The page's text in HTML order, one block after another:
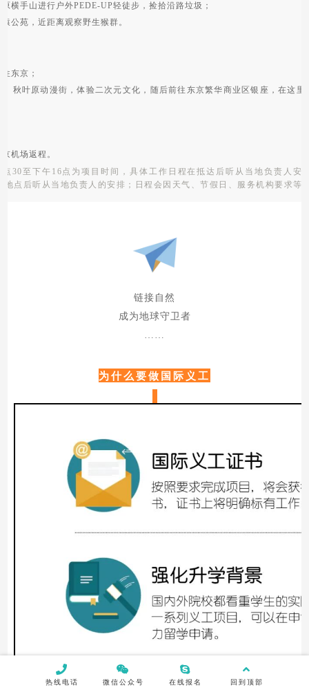
横手山进行户外PEDE-UP轻徒步，捡拾沿路垃圾；
公苑，近距离观察野生猴群。
东京；
、秋叶原动漫街，体验二次元文化，随后前往东京繁华商业区银座，在这里
机场返程。
点30至下午16点为项目时间，具体工作日程在抵达后听从当地负责人安
地点后听从当地负责人的安排；日程会因天气、节假日、服务机构要求等
链接自然
成为地球守卫者
……
为什么要做国际义工
热线电话 微信公众号 在线报名 回到顶部